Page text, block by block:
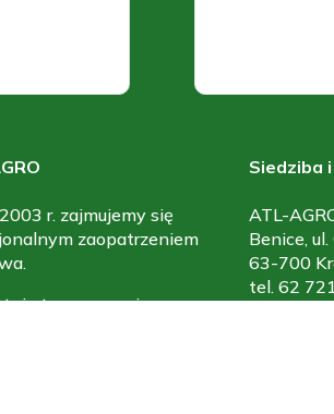
r. zajmujemy się
zaopatrzeniem
trzon naszej
Siedziba
ATL-
Benice,
63-700
tel. 62